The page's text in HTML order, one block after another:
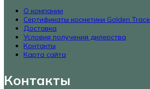
О компании
Сертификаты косметики Golden Trace
Доставка
Условия получения дилерства
Контакты
Карта сайта
Контакты